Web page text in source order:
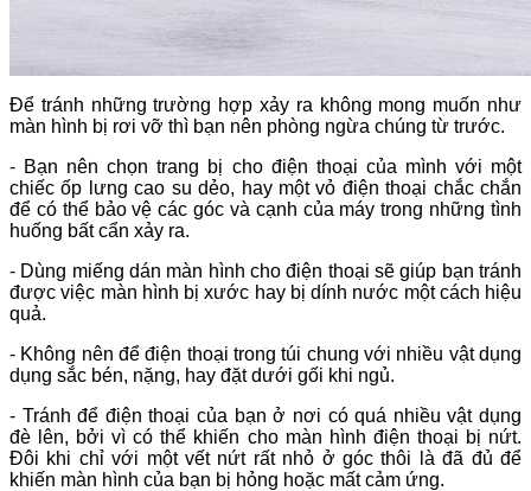
Để tránh những trường hợp xảy ra không mong muốn như
màn hình bị rơi vỡ thì bạn nên phòng ngừa chúng từ trước.
- Bạn nên chọn trang bị cho điện thoại của mình với một
chiếc ốp lưng cao su dẻo, hay một vỏ điện thoại chắc chắn
để có thể bảo vệ các góc và cạnh của máy trong những tình
huống bất cẩn xảy ra.
- Dùng miếng dán màn hình cho điện thoại sẽ giúp bạn tránh
được việc màn hình bị xước hay bị dính nước một cách hiệu
quả.
- Không nên để điện thoại trong túi chung với nhiều vật dụng
dụng sắc bén, nặng, hay đặt dưới gối khi ngủ.
- Tránh để điện thoại của bạn ở nơi có quá nhiều vật dụng
đè lên, bởi vì có thể khiến cho màn hình điện thoại bị nứt.
Đôi khi chỉ với một vết nứt rất nhỏ ở góc thôi là đã đủ để
khiến màn hình của bạn bị hỏng hoặc mất cảm ứng.